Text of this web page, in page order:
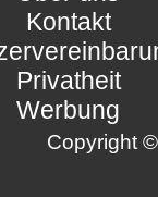
Kontakt
Privatheit
Werbung
Copyright